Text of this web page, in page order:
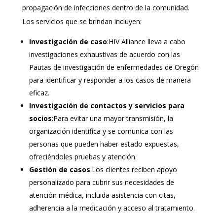
propagación de infecciones dentro de la comunidad.
Los servicios que se brindan incluyen:
Investigación de caso:HIV Alliance lleva a cabo
investigaciones exhaustivas de acuerdo con las
Pautas de investigación de enfermedades de Oregón
para identificar y responder a los casos de manera
eficaz.
Investigación de contactos y servicios para
socios:Para evitar una mayor transmisión, la
organización identifica y se comunica con las
personas que pueden haber estado expuestas,
ofreciéndoles pruebas y atención.
Gestión de casos:Los clientes reciben apoyo
personalizado para cubrir sus necesidades de
atención médica, incluida asistencia con citas,
adherencia a la medicación y acceso al tratamiento.